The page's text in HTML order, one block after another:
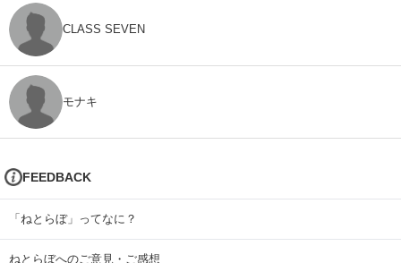
CLASS SEVEN
モナキ
FEEDBACK
「ねとらぼ」ってなに？
ねとらぼへのご意見・ご感想